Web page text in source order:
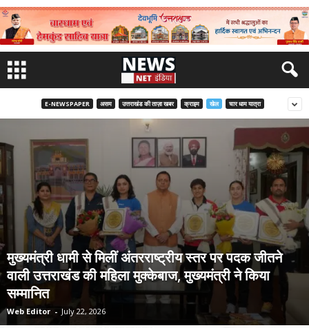
E-NEWSPAPER असम उत्तराखंड की ताज़ा खबर क्राइम खेल चार धाम यात्रा
मुख्यमंत्री धामी से मिलीं अंतरराष्ट्रीय स्तर पर पदक जीतने
वाली उत्तराखंड की महिला मुक्केबाज, मुख्यमंत्री ने किया
सम्मानित
Web Editor - July 22, 2026